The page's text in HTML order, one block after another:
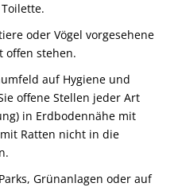
oder Vögel vorgesehene
offen stehen.
auf Hygiene und
offene Stellen jeder Art
in Erdbodennähe mit
Ratten nicht in die
Grünanlagen oder auf